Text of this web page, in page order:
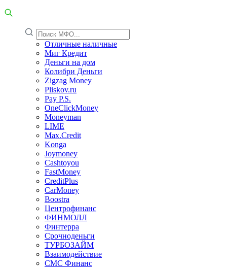
Отличные наличные
Миг Кредит
Деньги на дом
Колибри Деньги
Zigzag Money
Pliskov.ru
Pay P.S.
OneClickMoney
Moneyman
LIME
Max.Credit
Konga
Joymoney
Cashtoyou
FastMoney
CreditPlus
CarMoney
Boostra
Центрофинанс
ФИНМОЛЛ
Финтерра
Срочноденьги
ТУРБОЗАЙМ
Взаимодействие
СМС Финанс